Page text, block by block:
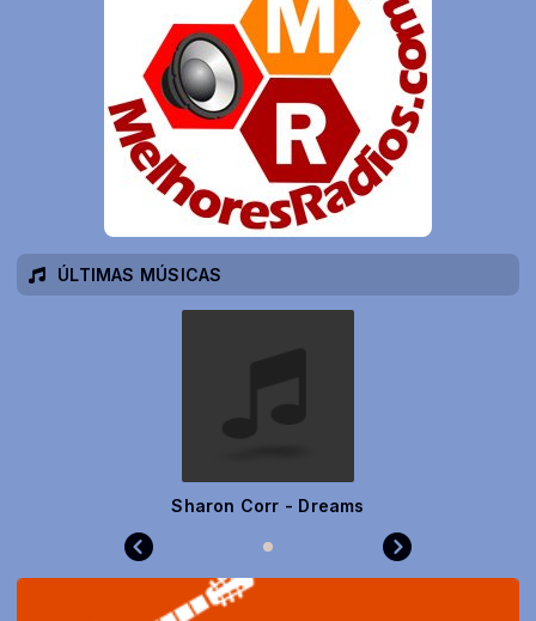
ÚLTIMAS MÚSICAS
Sharon Corr - Dreams